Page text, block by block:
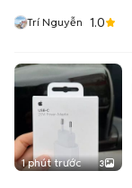
Trí Nguyễn 1.0
1 phút trước 3